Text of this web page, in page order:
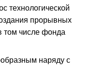
технологической
прорывных
том числе фонда
наряду с